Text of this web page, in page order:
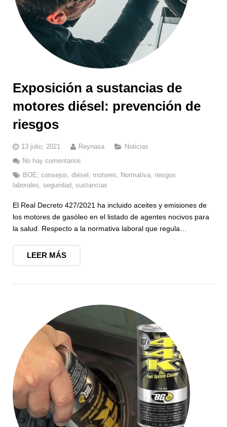
Moto
Neumáticos
Productos Diésel
Marcas
Valvoline
Eni
Formación
Next Go
Recambiosymas
Web de neumáticos
Asistencia Técnica
Service Next
Nuestro equipo
Portal del empleado
Exposición a sustancias de
motores diésel: prevención de
riesgos
13 julio, 2021 Reynasa
Noticias
No hay comentarios
BOE, consejos, diésel , motores, Normativa, riesgos
laborales, seguridad, sustancias
El Real Decreto 427/2021 ha incluido aceites y emisiones de
los motores de gasóleo en el listado de agentes nocivos para
la salud. Respecto a la normativa laboral que regula…
LEER MÁS